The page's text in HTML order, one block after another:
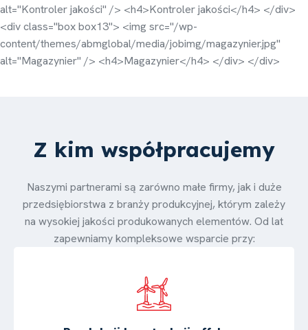
alt="Kontroler jakości" /> <h4>Kontroler jakości</h4> </div>
<div class="box box13"> <img src="/wp-
content/themes/abmglobal/media/jobimg/magazynier.jpg"
alt="Magazynier" /> <h4>Magazynier</h4> </div> </div>
Z kim współpracujemy
Naszymi partnerami są zarówno małe firmy, jak i duże
przedsiębiorstwa z branży produkcyjnej, którym zależy
na wysokiej jakości produkowanych elementów. Od lat
zapewniamy kompleksowe wsparcie przy: